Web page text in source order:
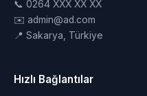
📞 0264 XXX XX XX
✉️ admin@ad.com
📍 Sakarya, Türkiye
Hızlı Bağlantılar